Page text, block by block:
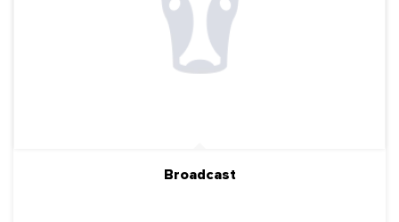
Broadcast